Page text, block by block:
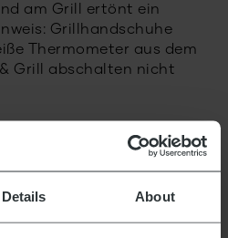
Details About
am Grill ertönt ein
Grillhandschuhe
Thermometer aus dem
Grill abschalten nicht
von 1 Minute bis zu 24
Nach Ablauf der Zeit